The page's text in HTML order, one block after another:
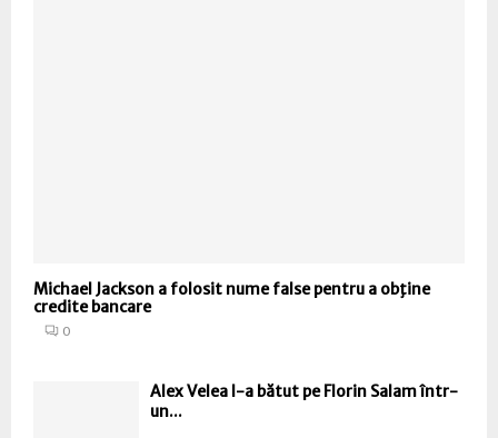
Michael Jackson a folosit nume false pentru a obţine
credite bancare
0
Alex Velea l-a bătut pe Florin Salam într-
un...